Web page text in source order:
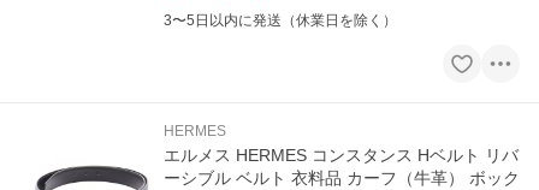
3〜5日以内に発送（休業日を除く）
HERMES
エルメス HERMES コンスタンス Hベルト リバ
ーシブル ベルト 衣料品 カーフ（牛革） ボック